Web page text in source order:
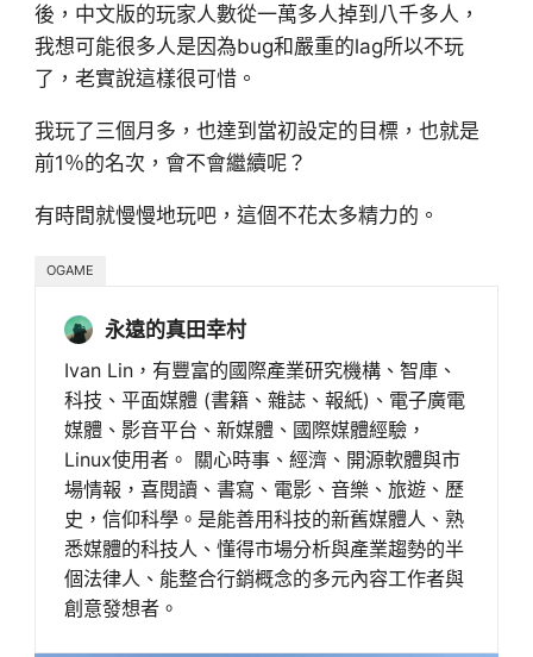
後，中文版的玩家人數從一萬多人掉到八千多人，
我想可能很多人是因為bug和嚴重的lag所以不玩
了，老實說這樣很可惜。
我玩了三個月多，也達到當初設定的目標，也就是
前1％的名次，會不會繼續呢？
有時間就慢慢地玩吧，這個不花太多精力的。
OGAME
永遠的真田幸村
Ivan Lin，有豐富的國際產業研究機構、智庫、
科技、平面媒體 (書籍、雜誌、報紙)、電子廣電
媒體、影音平台、新媒體、國際媒體經驗，
Linux使用者。 關心時事、經濟、開源軟體與市
場情報，喜閱讀、書寫、電影、音樂、旅遊、歷
史，信仰科學。是能善用科技的新舊媒體人、熟
悉媒體的科技人、懂得市場分析與產業趨勢的半
個法律人、能整合行銷概念的多元內容工作者與
創意發想者。